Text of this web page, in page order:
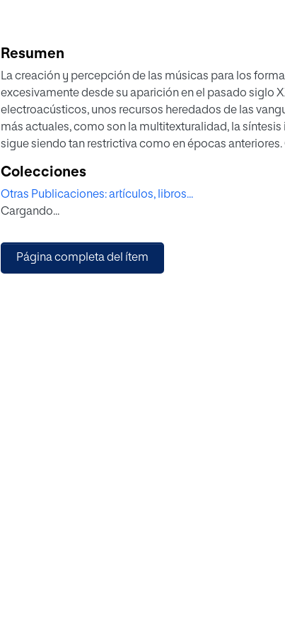
Resumen
La creación y percepción de las músicas para los
excesivamente desde su aparición en el pasado siglo
electroacústicos, unos recursos heredados de las
más actuales, como son la multitexturalidad, la
sigue siendo tan restrictiva como en épocas
procedimientos que han venido utilizando
audiovisuales —largometraje, documental, vídeo-
para comprender la evolución y el uso —o desuso,
extraídos de bandas sonoras que, de uno u otro modo
de la música atonal libre, la dodecafónica, la de
Colecciones
Otras Publicaciones: artículos, libros...
Cargando...
Página completa del ítem